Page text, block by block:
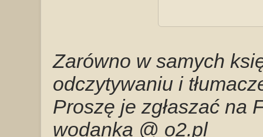
Zarówno w samych
odczytywaniu i
Proszę je zgłaszać na
wodanka @ o2.pl